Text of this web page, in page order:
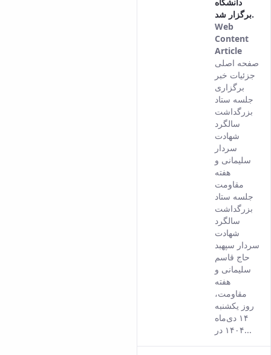
برگزار شد.
Web
Content
Article
This
comes
from
صفحه اصلی
جزئیات خبر
برگزاری
جلسه ستاد
بزرگداشت
سالگرد
شهادت
سردار
سلیمانی و
هفته
مقاومت
جلسه ستاد
بزرگداشت
سالگرد
شهادت
سردار سپهبد
حاج قاسم
سلیمانی و
هفته
مقاومت،
روز یکشنبه
۱۴ دی‌ماه
۱۴۰۴ در...